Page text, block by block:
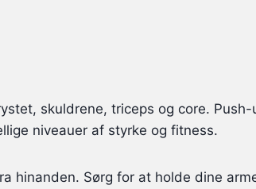
skuldrene, triceps og core. Push-
niveauer af styrke og fitness.
hinanden. Sørg for at holde dine